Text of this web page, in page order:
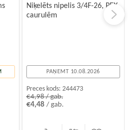
Niķelēts nipelis 3/4F-26, PEX
caurulēm
PAŅEMT 10.08.2026
Preces kods: 244473
€4,98 / gab.
€4,48 / gab.